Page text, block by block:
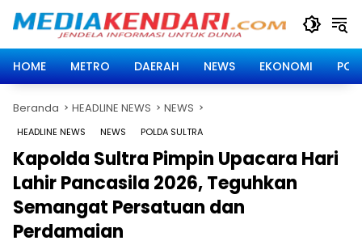
HOME
METRO DAERAH NEWS EKONOMI
Beranda HEADLINE NEWS NEWS
HEADLINE NEWS NEWS POLDA SULTRA
Kapolda Sultra Pimpin Upacara Hari
Lahir Pancasila 2026, Teguhkan
Semangat Persatuan dan
Perdamaian